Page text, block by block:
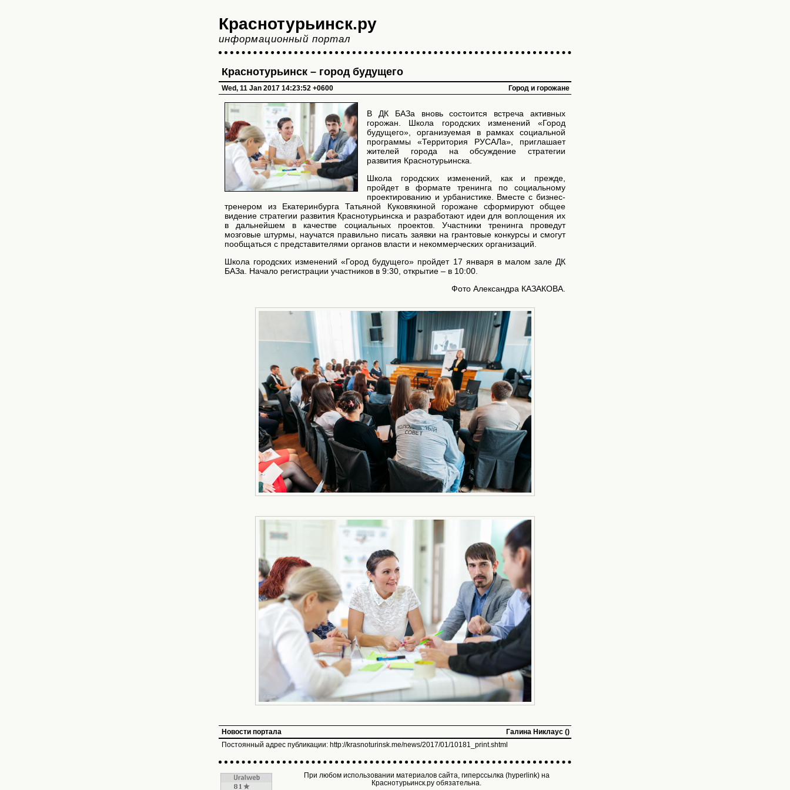
Краснотурьинск.ру
информационный портал
Краснотурьинск – город будущего
Wed, 11 Jan 2017 14:23:52 +0600 Город и горожане
В ДК БАЗа вновь состоится встреча активных
горожан. Школа городских изменений «Город
будущего», организуемая в рамках социальной
программы «Территория РУСАЛа», приглашает
жителей города на обсуждение стратегии
развития Краснотурьинска.
Школа городских изменений, как и прежде,
пройдет в формате тренинга по социальному
проектированию и урбанистике. Вместе с бизнес-
тренером из Екатеринбурга Татьяной Куковякиной горожане сформируют общее
видение стратегии развития Краснотурьинска и разработают идеи для воплощения их
в дальнейшем в качестве социальных проектов. Участники тренинга проведут
мозговые штурмы, научатся правильно писать заявки на грантовые конкурсы и смогут
пообщаться с представителями органов власти и некоммерческих организаций.
Школа городских изменений «Город будущего» пройдет 17 января в малом зале ДК
БАЗа. Начало регистрации участников в 9:30, открытие – в 10:00.
Фото Александра КАЗАКОВА.
Новости портала
Галина Никлаус ()
Постоянный адрес публикации: http://krasnoturinsk.me/news/2017/01/10181_print.shtml
При любом использовании материалов сайта, гиперссылка (hyperlink) на
Краснотурьинск.ру обязательна.